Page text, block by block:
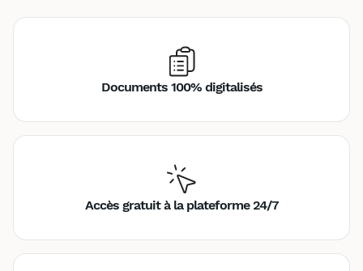
Documents 100% digitalisés
Accès gratuit à la plateforme 24/7